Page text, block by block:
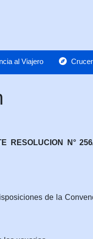
al Viajero
RESOLUCION N°
de la